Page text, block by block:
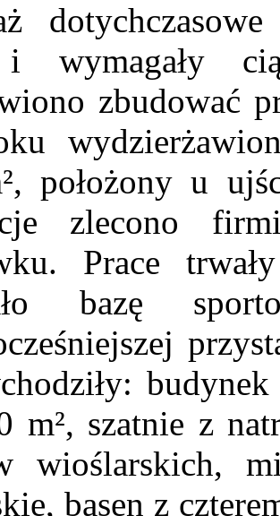
i wymagały
zbudować
, położony u
zlecono
Prace
bazę
m², szatnie z
wioślarskich,
basen z